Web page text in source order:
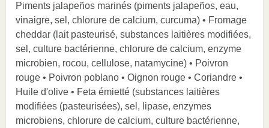
Piments jalapeños marinés (piments jalapeños, eau,
vinaigre, sel, chlorure de calcium, curcuma) • Fromage
cheddar (lait pasteurisé, substances laitières modifiées,
sel, culture bactérienne, chlorure de calcium, enzyme
microbien, rocou, cellulose, natamycine) • Poivron
rouge • Poivron poblano • Oignon rouge • Coriandre •
Huile d'olive • Feta émietté (substances laitières
modifiées (pasteurisées), sel, lipase, enzymes
microbiens, chlorure de calcium, culture bactérienne,